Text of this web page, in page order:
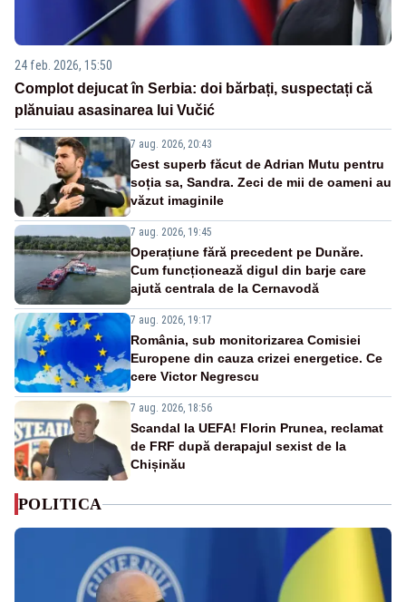
24 feb. 2026, 15:50
Complot dejucat în Serbia: doi bărbați, suspectați că
plănuiau asasinarea lui Vučić
7 aug. 2026, 20:43
Gest superb făcut de Adrian Mutu pentru
soția sa, Sandra. Zeci de mii de oameni au
văzut imaginile
7 aug. 2026, 19:45
Operațiune fără precedent pe Dunăre.
Cum funcționează digul din barje care
ajută centrala de la Cernavodă
7 aug. 2026, 19:17
România, sub monitorizarea Comisiei
Europene din cauza crizei energetice. Ce
cere Victor Negrescu
7 aug. 2026, 18:56
Scandal la UEFA! Florin Prunea, reclamat
de FRF după derapajul sexist de la
Chișinău
POLITICA